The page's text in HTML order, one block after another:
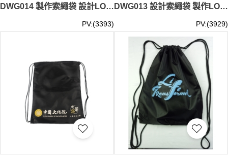
DWG014 製作索繩袋 設計LOGO索繩袋 束口袋 明星 CLUB 俱樂部 印製索繩袋製造商 #34*43cm
PV:(3393)
DWG013 設計索繩袋 製作LOGO索繩袋 束口袋 籃球隊 索繩袋 印製索繩袋供應商 #34*43cm
PV:(3929)